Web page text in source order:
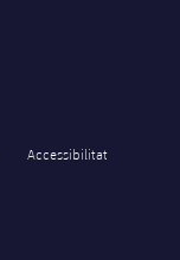
Accessibilitat